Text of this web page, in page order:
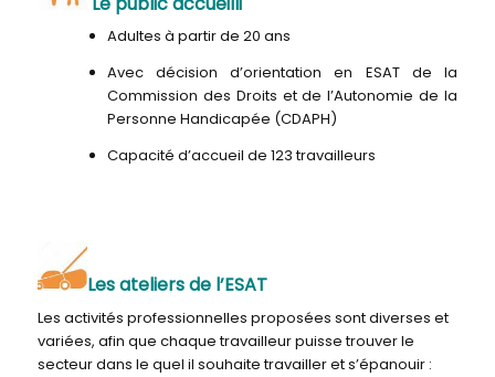
Adultes à partir de 20 ans
Avec décision d’orientation en ESAT de la
Commission des Droits et de l’Autonomie de la
Personne Handicapée (CDAPH)
Capacité d’accueil de 123 travailleurs
Les ateliers de l’ESAT
Les activités professionnelles proposées sont diverses et
variées, afin que chaque travailleur puisse trouver le
secteur dans le quel il souhaite travailler et s’épanouir :